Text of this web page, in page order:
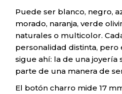
Puede ser blanco, negro,
morado, naranja, verde
naturales o multicolor.
personalidad distinta, pero
sigue ahí: la de una
parte de una manera de
El botón charro mide 17